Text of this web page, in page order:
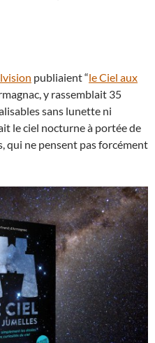
publiaient “le Ciel aux
y rassemblait 35
sans lunette ni
le ciel nocturne à portée de
qui ne pensent pas forcément